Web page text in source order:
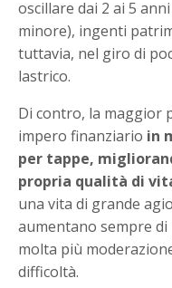
oscillare dai 2 ai 5
minore), ingenti
tuttavia, nel giro di
lastrico.
Di contro, la maggior
impero finanziario in
per tappe,
propria qualità di
una vita di grande
aumentano sempre
molta più
difficoltà.